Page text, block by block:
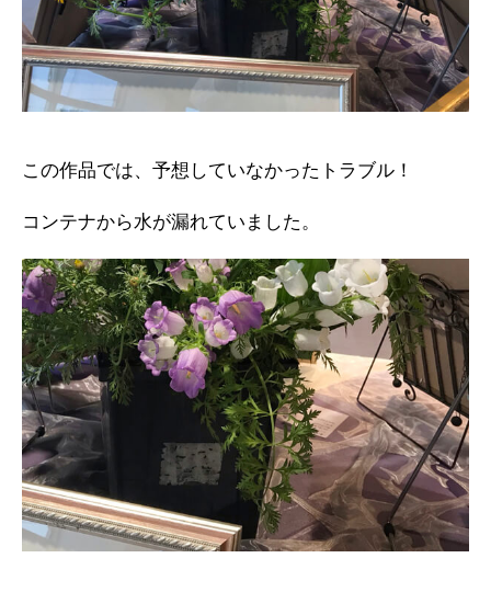
この作品では、予想していなかったトラブル！
コンテナから水が漏れていました。